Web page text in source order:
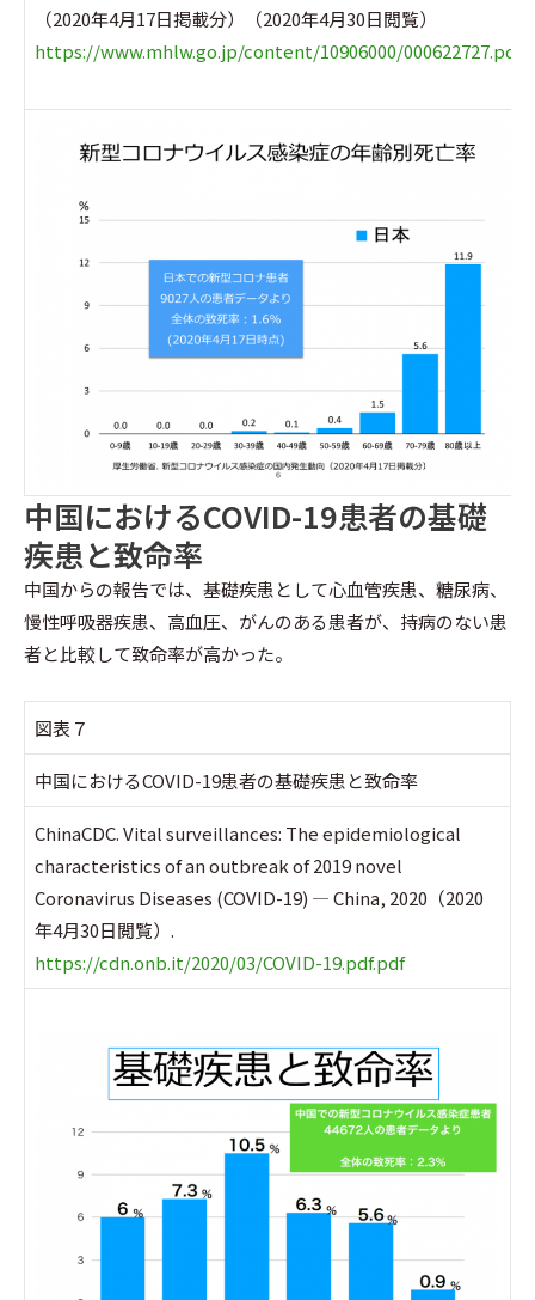
（2020年4月17日掲載分）（2020年4月30日閲覧）
https://www.mhlw.go.jp/content/10906000/000622727.pdf
中国におけるCOVID-19患者の基礎
疾患と致命率
中国からの報告では、基礎疾患として心血管疾患、糖尿病、
慢性呼吸器疾患、高血圧、がんのある患者が、持病のない患
者と比較して致命率が高かった。
図表７
中国におけるCOVID-19患者の基礎疾患と致命率
ChinaCDC. Vital surveillances: The epidemiological
characteristics of an outbreak of 2019 novel
Coronavirus Diseases (COVID-19) — China, 2020（2020
年4月30日閲覧）.
https://cdn.onb.it/2020/03/COVID-19.pdf.pdf